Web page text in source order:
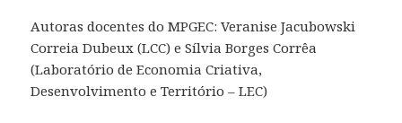
Autoras docentes do MPGEC: Veranise Jacubowski
Correia Dubeux (LCC) e Sílvia Borges Corrêa
(Laboratório de Economia Criativa,
Desenvolvimento e Território – LEC)